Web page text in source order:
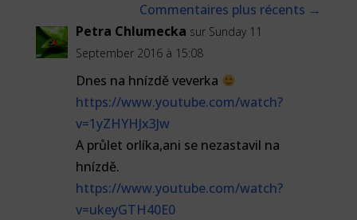
Commentaires plus récents →
Petra Chlumecka sur Sunday 11
September 2016 à 15:08
Dnes na hnízdě veverka
https://www.youtube.com/watch?
v=1yZHYHJx3Jw
A průlet orlíka,ani se nezastavil na
hnízdě.
https://www.youtube.com/watch?
v=ukeyGTH40E0